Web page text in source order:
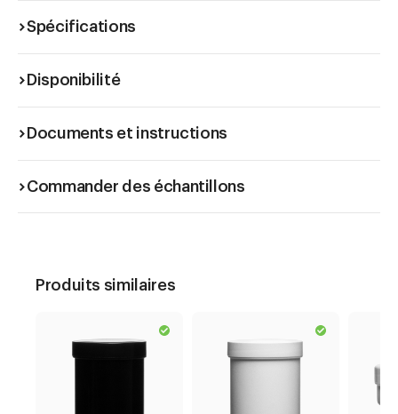
Spécifications
Disponibilité
Documents et instructions
Commander des échantillons
Produits similaires